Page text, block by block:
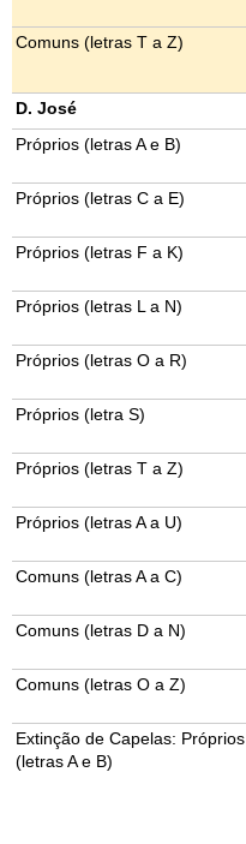
Comuns (letras T a Z)
D. José
Próprios (letras A e B)
Próprios (letras C a E)
Próprios (letras F a K)
Próprios (letras L a N)
Próprios (letras O a R)
Próprios (letra S)
Próprios (letras T a Z)
Próprios (letras A a U)
Comuns (letras A a C)
Comuns (letras D a N)
Comuns (letras O a Z)
Extinção de Capelas: Próprios
(letras A e B)